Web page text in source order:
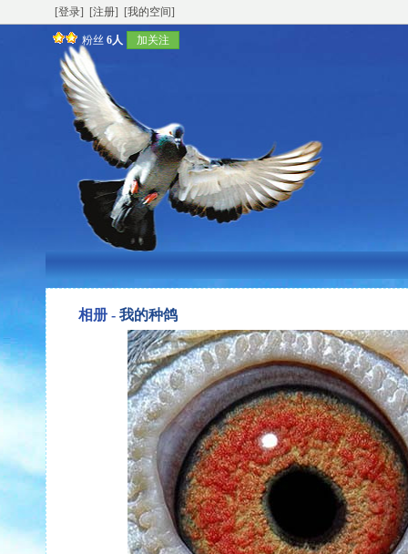
[登录] [注册] [我的空间]
粉丝 6人 加关注
相册 - 我的种鸽